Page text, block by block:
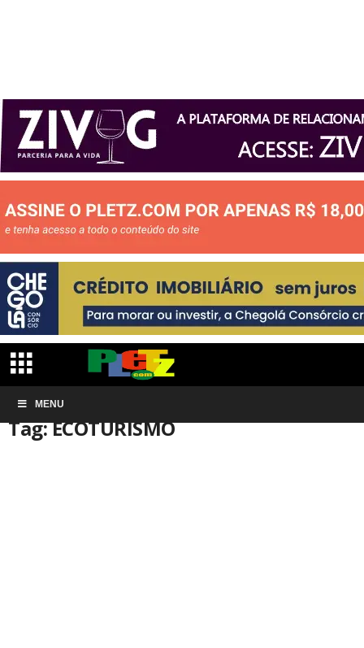
MENU
Início Tags
Tag: ECOTURISMO